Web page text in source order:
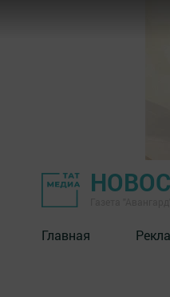
Главная